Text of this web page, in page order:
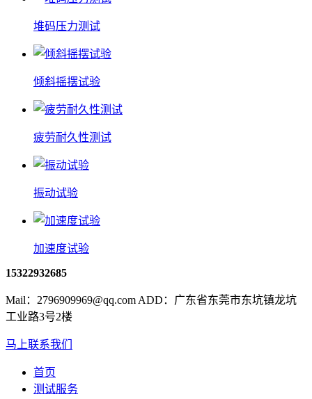
堆码压力测试
倾斜摇摆试验
疲劳耐久性测试
振动试验
加速度试验
15322932685
Mail：2796909969@qq.com ADD：广东省东莞市东坑镇龙坑
工业路3号2楼
马上联系我们
首页
测试服务